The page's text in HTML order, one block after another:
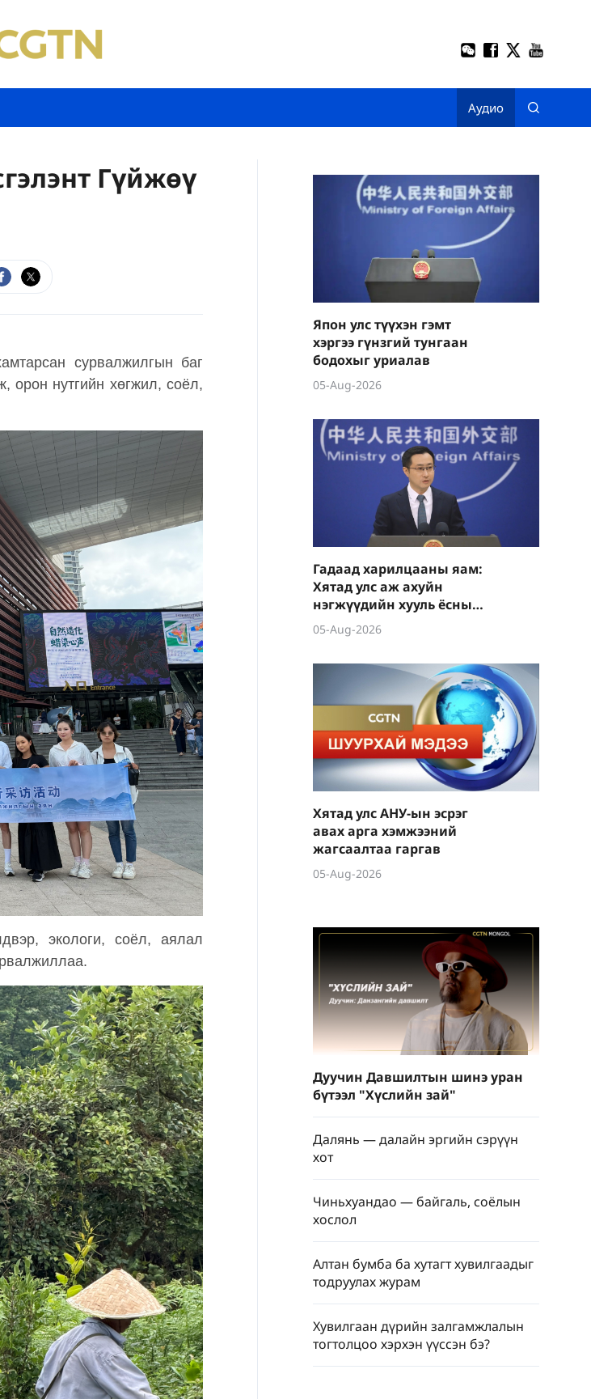
Аудио
Гүйжөү
сурвалжилгын баг
орон нутгийн хөгжил, соёл,
экологи, соёл, аялал
Япон улс түүхэн гэмт
хэргээ гүнзгий тунгаан
бодохыг уриалав
05-Aug-2026
Гадаад харилцааны яам:
Хятад улс аж ахуйн
нэгжүүдийн хууль ёсны
эрх ашгийг тууштай
хамгаална
05-Aug-2026
Хятад улс АНУ-ын эсрэг
авах арга хэмжээний
жагсаалтаа гаргав
05-Aug-2026
Дуучин Давшилтын шинэ уран
бүтээл "Хүслийн зай"
Далянь — далайн эргийн сэрүүн
хот
Чиньхуандао — байгаль, соёлын
хослол
Алтан бумба ба хутагт хувилгаадыг
тодруулах журам
Хувилгаан дүрийн залгамжлалын
тогтолцоо хэрхэн үүссэн бэ?